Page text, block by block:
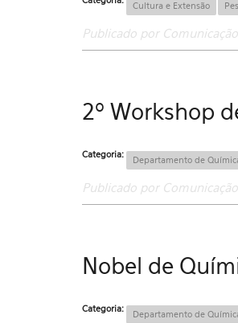
Cultura e Extensão
Publicado por
2º Workshop
Categoria: Departamento de
Publicado por
Nobel de
Categoria: Departamento de